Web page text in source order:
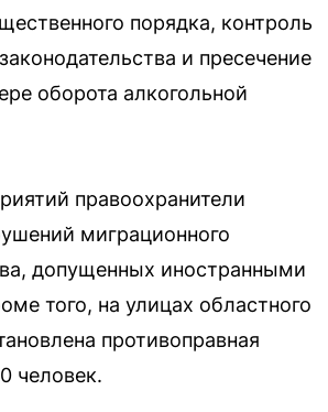
порядка, контроль
и пресечение
оборота алкогольной
правоохранители
миграционного
допущенных иностранными
того, на улицах областного
противоправная
человек.